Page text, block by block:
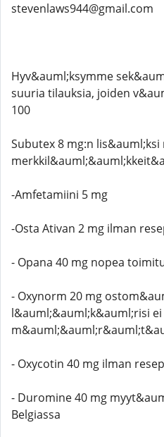
stevenlaws944@gmail.com
Hyv&auml;ksymme
suuria tilauksia, joiden
100
Subutex 8 mg:n
-Amfetamiini 5 mg
-Osta Ativan 2 mg ilman
- Opana 40 mg nopea
- Oxynorm 20 mg
l&auml;&auml;k&auml;risi ei
- Oxycotin 40 mg ilman
- Duromine 40 mg
Belgiassa